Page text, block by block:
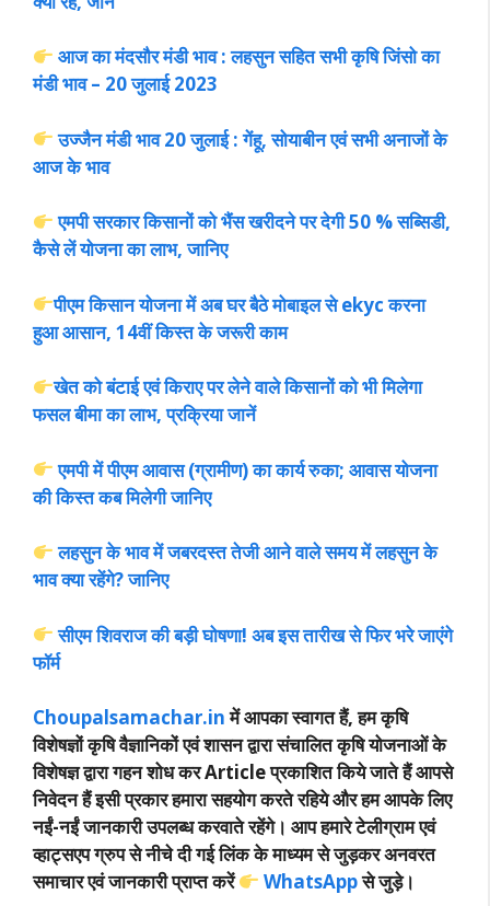
आज का मंदसौर मंडी भाव : लहसुन सहित सभी कृषि जिंसो का
मंडी भाव – 20 जुलाई 2023
उज्जैन मंडी भाव 20 जुलाई : गेंहू, सोयाबीन एवं सभी अनाजों के
आज के भाव
एमपी सरकार किसानों को भैंस खरीदने पर देगी 50 % सब्सिडी,
कैसे लें योजना का लाभ, जानिए
पीएम किसान योजना में अब घर बैठे मोबाइल से ekyc करना
हुआ आसान, 14वीं किस्त के जरूरी काम
खेत को बंटाई एवं किराए पर लेने वाले किसानों को भी मिलेगा
फसल बीमा का लाभ, प्रक्रिया जानें
एमपी में पीएम आवास (ग्रामीण) का कार्य रुका; आवास योजना
की किस्त कब मिलेगी जानिए
लहसुन के भाव में जबरदस्त तेजी आने वाले समय में लहसुन के
भाव क्या रहेंगे? जानिए
सीएम शिवराज की बड़ी घोषणा! अब इस तारीख से फिर भरे जाएंगे
फॉर्म
Choupalsamachar.inमें आपका स्वागत हैं, हम कृषि
विशेषज्ञों कृषि वैज्ञानिकों एवं शासन द्वारा संचालित कृषि योजनाओं के
विशेषज्ञ द्वारा गहन शोध कर Article प्रकाशित किये जाते हैं आपसे
निवेदन हैं इसी प्रकार हमारा सहयोग करते रहिये और हम आपके लिए
नईं-नईं जानकारी उपलब्ध करवाते रहेंगे। आप हमारे टेलीग्राम एवं
व्हाट्सएप ग्रुप से नीचे दी गई लिंक के माध्यम से जुड़कर अनवरत
समाचार एवं जानकारी प्राप्त करें
WhatsAppसे जुड़े।